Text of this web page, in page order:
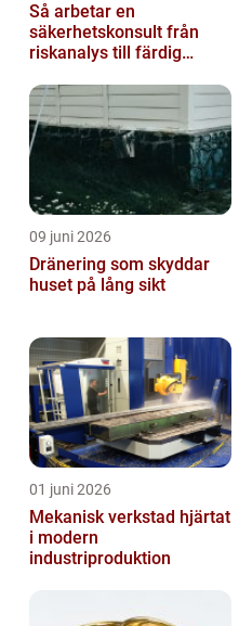
Så arbetar en
säkerhetskonsult från
riskanalys till färdig
09 juni 2026
Dränering som skyddar
huset på lång sikt
01 juni 2026
Mekanisk verkstad hjärtat
i modern
industriproduktion